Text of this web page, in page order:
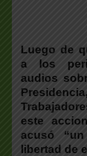
Luego de
a los
audios
este
acusó “
libertad de